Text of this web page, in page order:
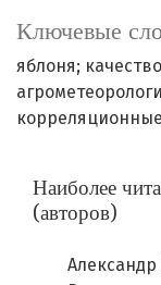
Ключевые
яблоня;
Наиболее
(авторов)